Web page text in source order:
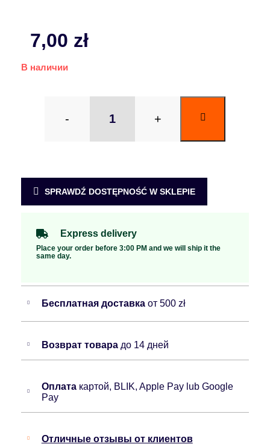
7,00 zł
В наличии
- +
SPRAWDŹ DOSTĘPNOŚĆ W SKLEPIE
Express delivery
Place your order before 3:00 PM and we will ship it the
same day.
Бесплатная доставка от 500 zł
Возврат товара до 14 дней
Оплата картой, BLIK, Apple Pay lub Google
Pay
Отличные отзывы от клиентов